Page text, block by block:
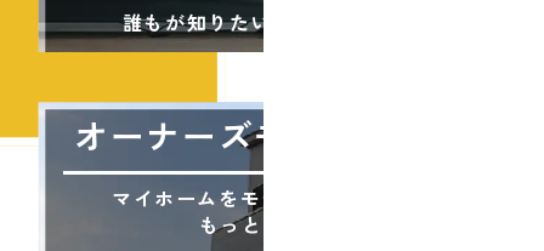
誰もが知りたい家づくりの基本
オーナーズモデルハウス
マイホームをモデルハウスにして
もっとお得に!?